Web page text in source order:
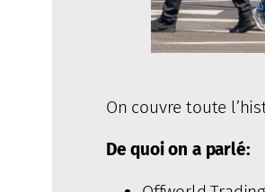
On couvre toute
De quoi on a parlé: